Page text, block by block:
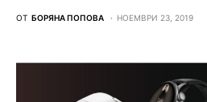
ОТ БОРЯНА ПОПОВА НОЕМВРИ 23, 2019